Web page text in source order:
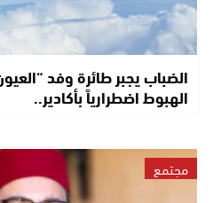
الضباب يجبر طائرة وفد
الهبوط اضطرارياً بأكادير..
مجتمع